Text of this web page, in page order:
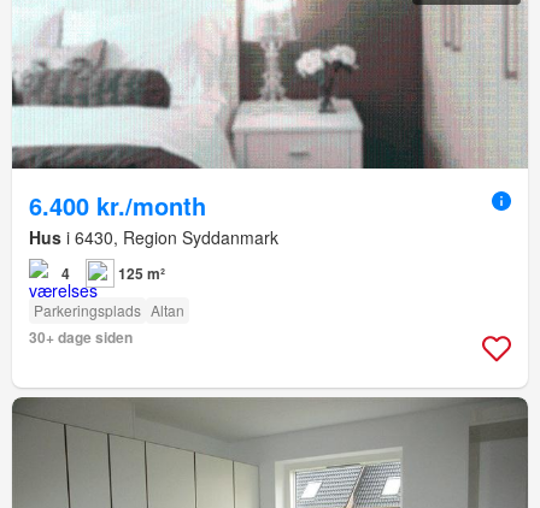
6.400 kr./month
Hus i 6430, Region Syddanmark
4 125 m²
Parkeringsplads Altan
30+ dage siden